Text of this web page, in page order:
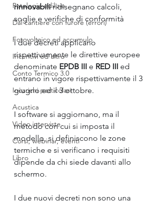
Patologie edilizie
Dal cantiere con furore (errori)
Fotovoltaico ed accumulo
Incentivi ed altro
Conto Termico 3.0
Incarichi particolari
Acustica
Video interviste
Corsi, webinar, eventi
Libro
rinnovabili ridisegnano calcoli,
soglie e verifiche di conformità
I due decreti applicano
rispettivamente le direttive europee
denominate EPDB III e RED III ed
entrano in vigore rispettivamente il 3
giugno ed il 3 ottobre.
I software si aggiornano, ma il
metodo con cui si imposta il
modello, si definiscono le zone
termiche e si verificano i requisiti
dipende da chi siede davanti allo
schermo.
I due nuovi decreti non sono una